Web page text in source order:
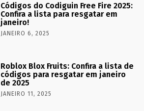
Códigos do Codiguin Free Fire 2025:
Confira a lista para resgatar em
janeiro!
JANEIRO 6, 2025
Roblox Blox Fruits: Confira a lista de
códigos para resgatar em janeiro
de 2025
JANEIRO 11, 2025